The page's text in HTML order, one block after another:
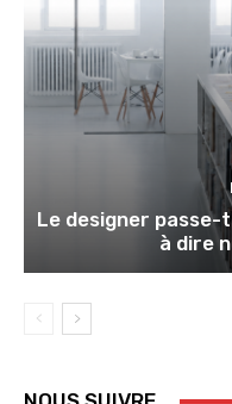
Le designer
à dire